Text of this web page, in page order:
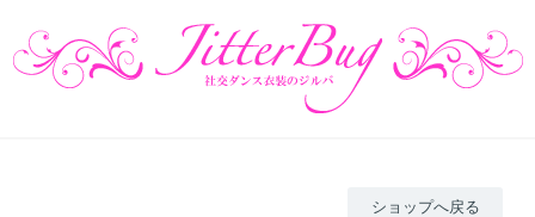
ショップへ戻る